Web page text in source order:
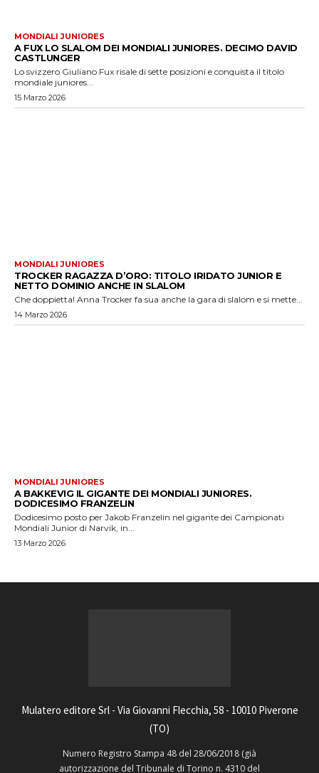
MONDIALI JUNIORES
A FUX LO SLALOM DEI MONDIALI JUNIORES. DECIMO DAVID
CASTLUNGER
Lo svizzero Giuliano Fux risale di sette posizioni e conquista il titolo
mondiale juniores...
15 Marzo 2026
MONDIALI JUNIORES
TROCKER RAGAZZA D’ORO: TITOLO IRIDATO JUNIOR E
NETTO DOMINIO ANCHE IN SLALOM
Che doppietta! Anna Trocker fa sua anche la gara di slalom e si mette...
14 Marzo 2026
MONDIALI JUNIORES
A BAKKEVIG IL GIGANTE DEI MONDIALI JUNIORES.
DODICESIMO FRANZELIN
Dodicesimo posto per Jakob Franzelin nel gigante dei Campionati
Mondiali Junior di Narvik, in...
13 Marzo 2026
Mulatero editore Srl - Via Giovanni Flecchia, 58 - 10010 Piverone
(TO)
Numero Registro Stampa 48 del 28/06/2018 (già
autorizzazione del Tribunale di Torino n. 4310 del